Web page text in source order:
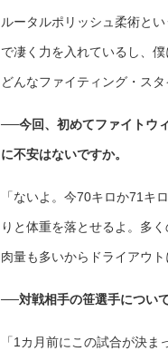
ルータルポリッシュ柔術と
で凄く力を入れているし、
どんなファイティング・ス
──今回、初めてファイトウ
に不安はないですか。
「ないよ。今70キロか71キ
りと体重を落とせるよ。多
肉量も多いからドライアウト
──対戦相手の笹選手につい
「1カ月前にこの試合が決